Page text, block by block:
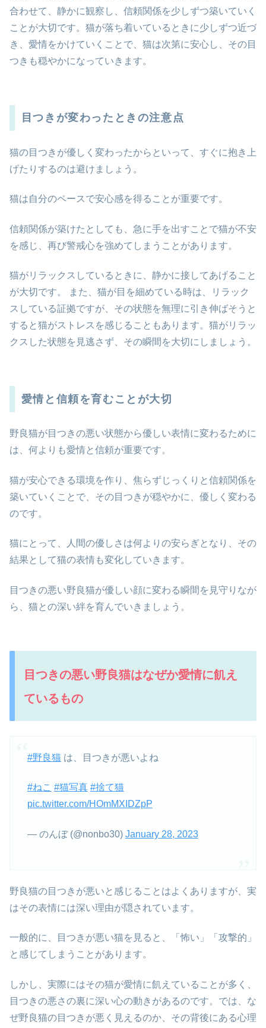
合わせて、静かに観察し、信頼関係を少しずつ築いていく
ことが大切です。猫が落ち着いているときに少しずつ近づ
き、愛情をかけていくことで、猫は次第に安心し、その目
つきも穏やかになっていきます。
目つきが変わったときの注意点
猫の目つきが優しく変わったからといって、すぐに抱き上
げたりするのは避けましょう。
猫は自分のペースで安心感を得ることが重要です。
信頼関係が築けたとしても、急に手を出すことで猫が不安
を感じ、再び警戒心を強めてしまうことがあります。
猫がリラックスしているときに、静かに接してあげること
が大切です。 また、猫が目を細めている時は、リラック
スしている証拠ですが、その状態を無理に引き伸ばそうと
すると猫がストレスを感じることもあります。猫がリラッ
クスした状態を見逃さず、その瞬間を大切にしましょう。
愛情と信頼を育むことが大切
野良猫が目つきの悪い状態から優しい表情に変わるために
は、何よりも愛情と信頼が重要です。
猫が安心できる環境を作り、焦らずじっくりと信頼関係を
築いていくことで、その目つきが穏やかに、優しく変わる
のです。
猫にとって、人間の優しさは何よりの安らぎとなり、その
結果として猫の表情も変化していきます。
目つきの悪い野良猫が優しい顔に変わる瞬間を見守りなが
ら、猫との深い絆を育んでいきましょう。
目つきの悪い野良猫はなぜか愛情に飢え
ているもの
#野良猫は、目つきが悪いよね
#ねこ #猫写真 #捨て猫
pic.twitter.com/HOmMXIDZpP
— のんぼ (@nonbo30) January 28, 2023
野良猫の目つきが悪いと感じることはよくありますが、実
はその表情には深い理由が隠されています。
一般的に、目つきが悪い猫を見ると、「怖い」「攻撃的」
と感じてしまうことがあります。
しかし、実際にはその猫が愛情に飢えていることが多く、
目つきの悪さの裏に深い心の動きがあるのです。では、な
ぜ野良猫の目つきが悪く見えるのか、その背後にある心理